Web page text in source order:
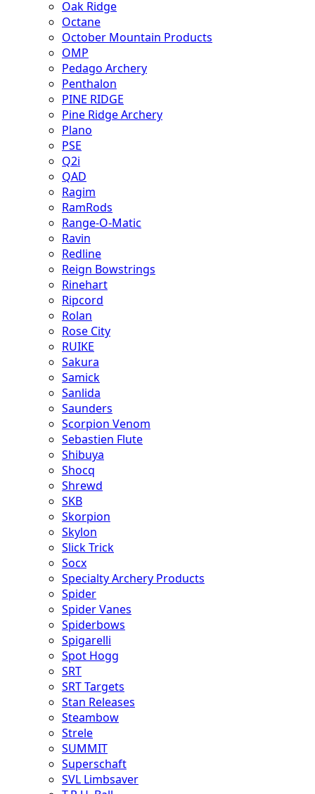
Oak Ridge
Octane
October Mountain Products
OMP
Pedago Archery
Penthalon
PINE RIDGE
Pine Ridge Archery
Plano
PSE
Q2i
QAD
Ragim
RamRods
Range-O-Matic
Ravin
Redline
Reign Bowstrings
Rinehart
Ripcord
Rolan
Rose City
RUIKE
Sakura
Samick
Sanlida
Saunders
Scorpion Venom
Sebastien Flute
Shibuya
Shocq
Shrewd
SKB
Skorpion
Skylon
Slick Trick
Socx
Specialty Archery Products
Spider
Spider Vanes
Spiderbows
Spigarelli
Spot Hogg
SRT
SRT Targets
Stan Releases
Steambow
Strele
SUMMIT
Superschaft
SVL Limbsaver